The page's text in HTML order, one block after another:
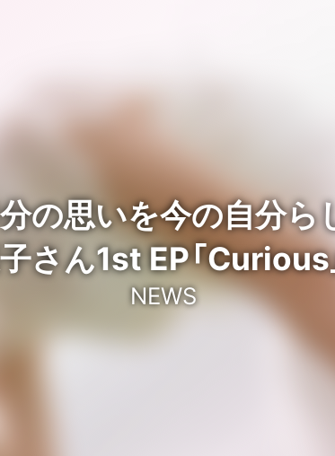
分の思いを今の自分
ん1st EP「Curious
NEWS